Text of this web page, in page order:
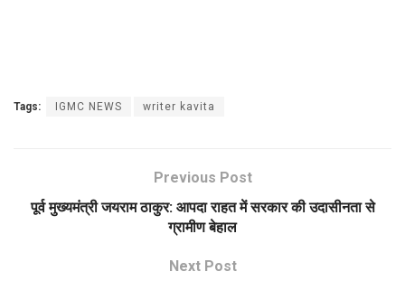
Tags: IGMC NEWS writer kavita
Previous Post
पूर्व मुख्यमंत्री जयराम ठाकुर: आपदा राहत में सरकार की उदासीनता से
ग्रामीण बेहाल
Next Post